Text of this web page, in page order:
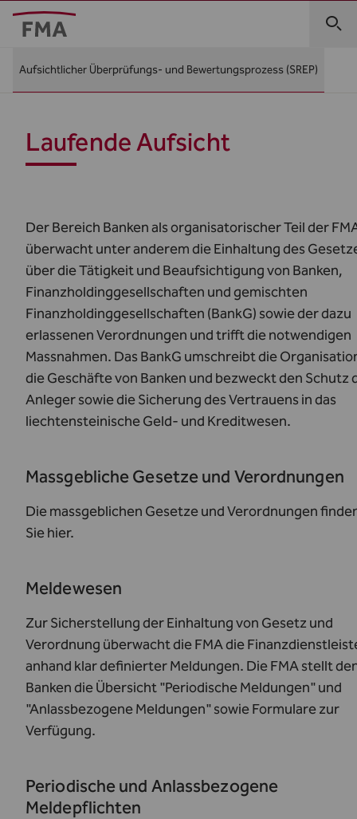
Aufsichtlicher Überprüfungs- und Bewertungsprozess (SREP)
Laufende Aufsicht
Der Bereich Banken als organisatorischer Teil der
überwacht unter anderem die Einhaltung des
über die Tätigkeit und Beaufsichtigung von Banken,
Finanzholdinggesellschaften und gemischten
Finanzholdinggesellschaften (BankG) sowie der dazu
erlassenen Verordnungen und trifft die notwendigen
Massnahmen. Das BankG umschreibt die
die Geschäfte von Banken und bezweckt den Schutz
Anleger sowie die Sicherung des Vertrauens in das
liechtensteinische Geld- und Kreditwesen.
Massgebliche Gesetze und Verordnungen
Die massgeblichen Gesetze und Verordnungen
Siehier.
Meldewesen
Zur Sicherstellung der Einhaltung von Gesetz und
Verordnung überwacht die FMA die
anhand klar definierter Meldungen. Die FMA stellt
Banken die Übersicht "Periodische Meldungen" und
"Anlassbezogene Meldungen" sowie Formulare zur
Verfügung.
Periodische und Anlassbezogene
Meldepflichten